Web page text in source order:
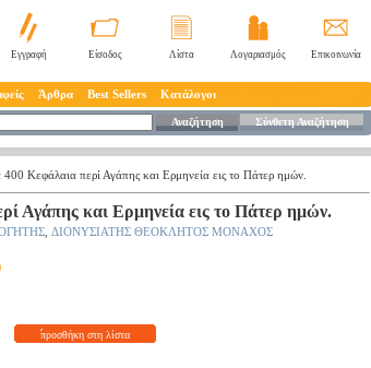
Εγγραφή Είσοδος Λίστα Λογαριασμός Επικοινωνία
Άρθρα Best Sellers Κατάλογοι
Αναζήτηση Σύνθετη Αναζήτηση
400 Κεφάλαια περί Αγάπης και Ερμηνεία εις το Πάτερ ημών.
Αγάπης και Ερμηνεία εις το Πάτερ ημών.
ΔΙΟΝΥΣΙΑΤΗΣ ΘΕΟΚΛΗΤΟΣ ΜΟΝΑΧΟΣ
προσθήκη στη λίστα